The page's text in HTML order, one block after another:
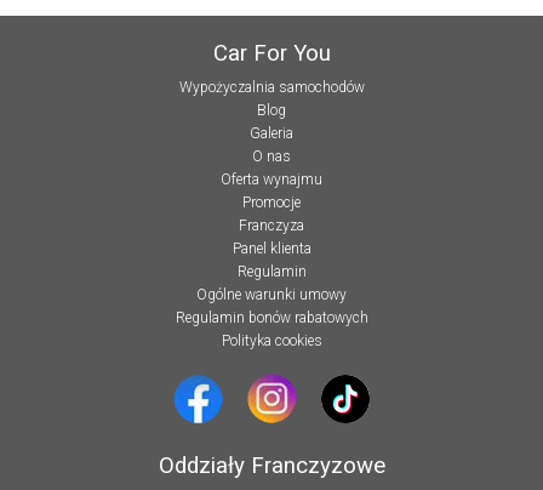
Car For You
Wypożyczalnia samochodów
Blog
Galeria
O nas
Oferta wynajmu
Promocje
Franczyza
Panel klienta
Regulamin
Ogólne warunki umowy
Regulamin bonów rabatowych
Polityka cookies
Oddziały Franczyzowe